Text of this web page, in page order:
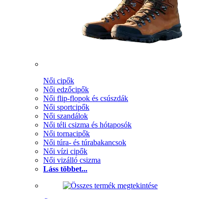
Női cipők
Női edzőcipők
Női flip-flopok és csúszdák
Női sportcipők
Női szandálok
Női téli csizma és hótaposók
Női tornacipők
Női túra- és túrabakancsok
Női vízi cipők
Női vizálló csizma
Láss többet...